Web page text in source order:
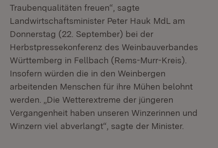
Traubenqualitäten freuen“, sagte
Landwirtschaftsminister Peter Hauk MdL am
Donnerstag (22. September) bei der
Herbstpressekonferenz des Weinbauverbandes
Württemberg in Fellbach (Rems-Murr-Kreis).
Insofern würden die in den Weinbergen
arbeitenden Menschen für ihre Mühen belohnt
werden. „Die Wetterextreme der jüngeren
Vergangenheit haben unseren Winzerinnen und
Winzern viel abverlangt“, sagte der Minister.